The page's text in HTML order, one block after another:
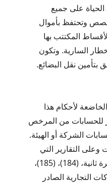
على جميع
وتحتفظ بأموال
جملة الأقساط المكتتب بها
السارية. وتكون
لأحكام هذا
للحسابات من المرخص
الشركة أو الهيئة.
التقارير التي
يقدمها أحكام المواد (166) فقرة ثانية، (184)، (185)،
التجارية الصادر